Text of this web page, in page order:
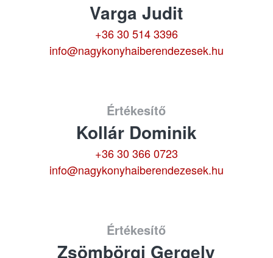
Varga Judit
+36 30 514 3396
info@nagykonyhaiberendezesek.hu
Értékesítő
Kollár Dominik
+36 30 366 0723
info@nagykonyhaiberendezesek.hu
Értékesítő
Zsömbörgi Gergely